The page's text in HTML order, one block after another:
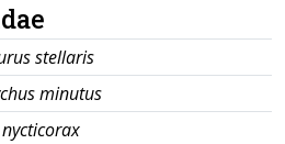
stellaris
minutus